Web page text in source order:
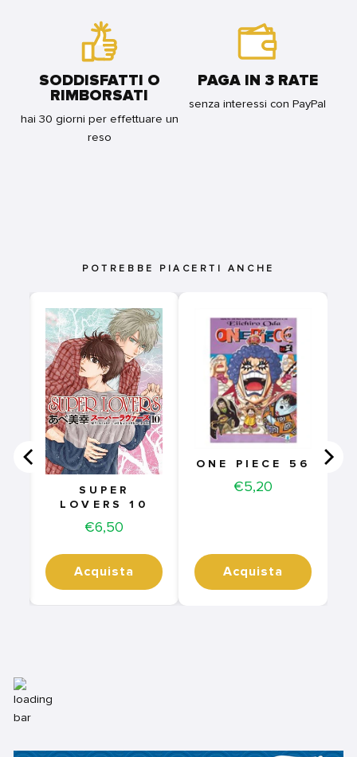
SODDISFATTI O
RIMBORSATI
hai 30 giorni per effettuare un
reso
PAGA IN 3 RATE
senza interessi con PayPal
POTREBBE PIACERTI ANCHE
SUPER
LOVERS 10
Price
€6,50
Acquista
ONE PIECE 56
Price
€5,20
Acquista